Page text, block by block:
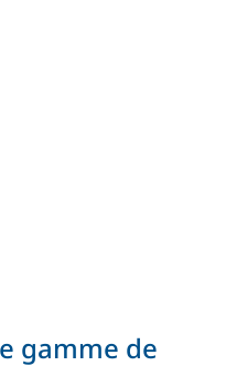
gamme de